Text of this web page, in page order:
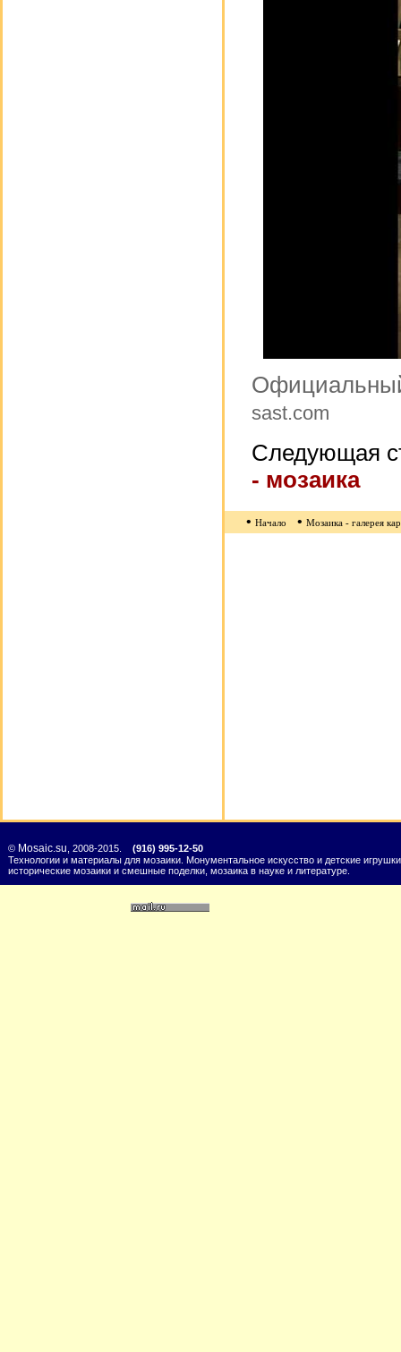
sast.com
Следующая
- мозаика
• Начало • Мозаика - галерея
© Mosaic.su , 2008-2015. (916) 995-12-50
Технологии и материалы для мозаики. Монументальное искусство и детские
исторические мозаики и смешные поделки, мозаика в науке и литературе.